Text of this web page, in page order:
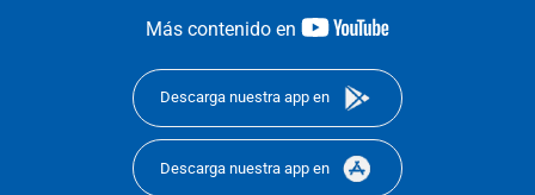
Más contenido en
youtube-
Descarga nuestra app en
Descarga nuestra app en